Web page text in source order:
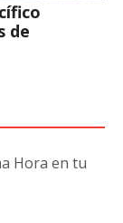
de
Hora en tu